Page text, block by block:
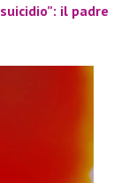
il padre